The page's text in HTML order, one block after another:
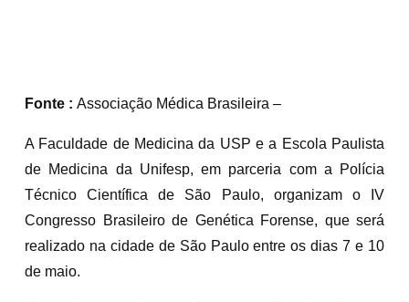
Fonte : Associação Médica Brasileira –
A Faculdade de Medicina da USP e a Escola Paulista
de Medicina da Unifesp, em parceria com a Polícia
Técnico Científica de São Paulo, organizam o IV
Congresso Brasileiro de Genética Forense, que será
realizado na cidade de São Paulo entre os dias 7 e 10
de maio.